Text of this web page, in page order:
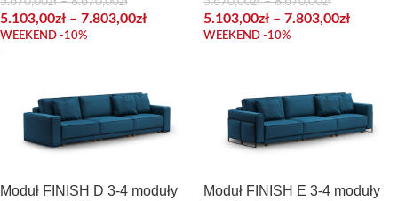
5.103,00zł – 7.803,00zł
WEEKEND -10%
5.103,00zł – 7.803,00zł
WEEKEND -10%
Moduł FINISH D 3-4 moduły
Moduł FINISH E 3-4 moduły